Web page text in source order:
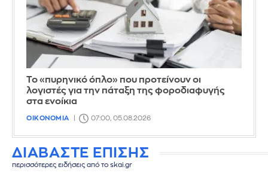
Το «πυρηνικό όπλο» που προτείνουν οι
λογιστές για την πάταξη της φοροδιαφυγής
στα ενοίκια
ΟΙΚΟΝΟΜΙΑ 07:00, 05.08.2026
ΔΙΑΒΑΣΤΕ ΕΠΙΣΗΣ
περισσότερες ειδήσεις από το skai.gr